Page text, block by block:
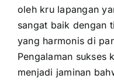
oleh kru lapangan
sangat baik dengan
yang harmonis di
Pengalaman sukses
menjadi jaminan